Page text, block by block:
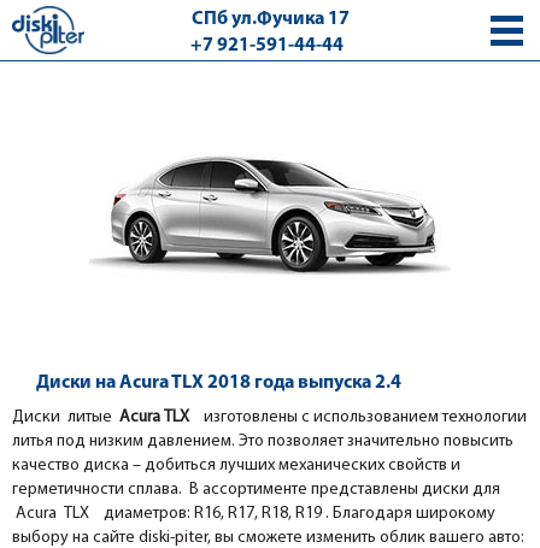
СПб ул.Фучика 17
+7 921-591-44-44
Диски на Acura TLX 2018 года выпуска 2.4
Диски литые Acura ТLХ изготовлены с использованием технологии
литья под низким давлением. Это позволяет значительно повысить
качество диска – добиться лучших механических свойств и
герметичности сплава. В ассортименте представлены диски для
Acura ТLХ диаметров: R16, R17, R18, R19 . Благодаря широкому
выбору на сайте diski-piter, вы сможете изменить облик вашего авто: